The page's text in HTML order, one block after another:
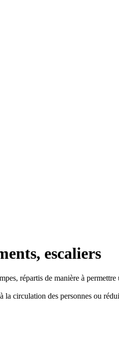
escaliers
répartis de manière à
circulation des personnes ou